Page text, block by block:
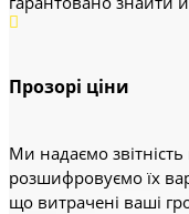
Прозорі ціни
Ми надаємо
розшифровуємо їх
що витрачені ваші